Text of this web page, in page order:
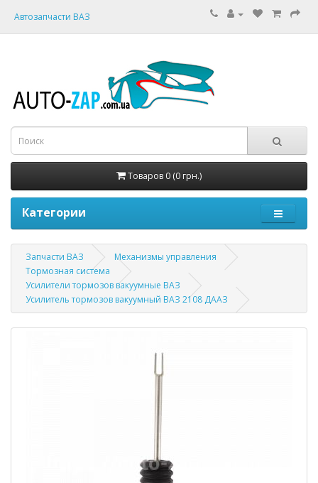
Автозапчасти ВАЗ
Товаров 0 (0 грн.)
Категории
Запчасти ВАЗ
Механизмы управления
Тормозная система
Усилители тормозов вакуумные ВАЗ
Усилитель тормозов вакуумный ВАЗ 2108 ДААЗ